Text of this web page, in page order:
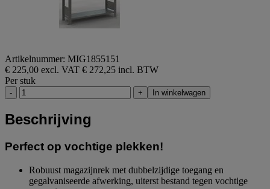
Artikelnummer: MIG1855151
€ 225,00 excl. VAT € 272,25 incl. BTW
Per stuk
- + In winkelwagen
Beschrijving
Perfect op vochtige plekken!
Robuust magazijnrek met dubbelzijdige toegang en
gegalvaniseerde afwerking, uiterst bestand tegen vochtige